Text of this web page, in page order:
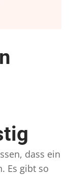
dass ein
Es gibt so